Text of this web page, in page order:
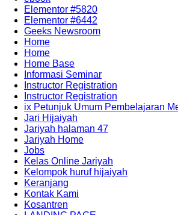
Elementor #5820
Elementor #6442
Geeks Newsroom
Home
Home
Home Base
Informasi Seminar
Instructor Registration
Instructor Registration
ix Petunjuk Umum Pembelajaran
Jari Hijaiyah
Jariyah halaman 47
Jariyah Home
Jobs
Kelas Online Jariyah
Kelompok huruf hijaiyah
Keranjang
Kontak Kami
Kosantren